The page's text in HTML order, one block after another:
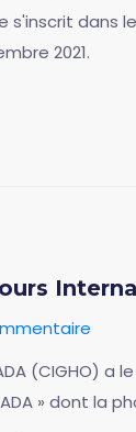
s'inscrit
2021.
(CIGHO) a
» dont la